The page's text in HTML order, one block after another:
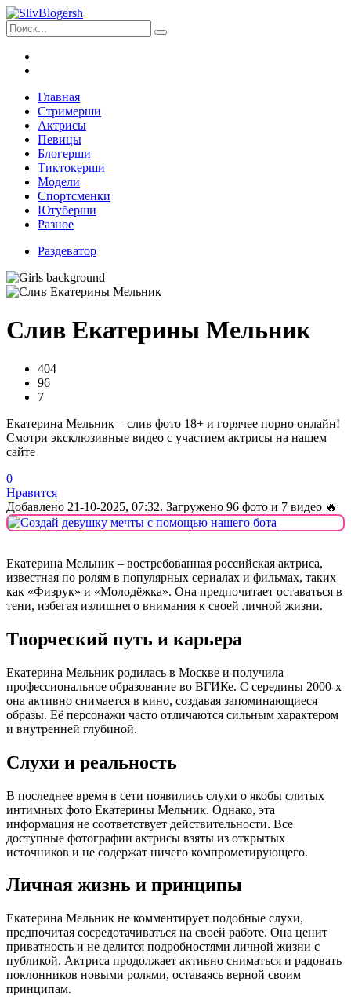
Главная
Стримерши
Актрисы
Певицы
Блогерши
Тиктокерши
Модели
Спортсменки
Ютуберши
Разное
Раздеватор
Слив Екатерины Мельник
404
96
7
Екатерина Мельник – слив фото 18+ и горячее порно онлайн!
Смотри эксклюзивные видео с участием актрисы на нашем
сайте
0
Нравится
Добавлено 21-10-2025, 07:32. Загружено 96 фото и 7 видео 🔥
Екатерина Мельник – востребованная российская актриса,
известная по ролям в популярных сериалах и фильмах, таких
как «Физрук» и «Молодёжка». Она предпочитает оставаться в
тени, избегая излишнего внимания к своей личной жизни.
Творческий путь и карьера
Екатерина Мельник родилась в Москве и получила
профессиональное образование во ВГИКе. С середины 2000-х
она активно снимается в кино, создавая запоминающиеся
образы. Её персонажи часто отличаются сильным характером
и внутренней глубиной.
Слухи и реальность
В последнее время в сети появились слухи о якобы слитых
интимных фото Екатерины Мельник. Однако, эта
информация не соответствует действительности. Все
доступные фотографии актрисы взяты из открытых
источников и не содержат ничего компрометирующего.
Личная жизнь и принципы
Екатерина Мельник не комментирует подобные слухи,
предпочитая сосредотачиваться на своей работе. Она ценит
приватность и не делится подробностями личной жизни с
публикой. Актриса продолжает активно сниматься и радовать
поклонников новыми ролями, оставаясь верной своим
принципам.